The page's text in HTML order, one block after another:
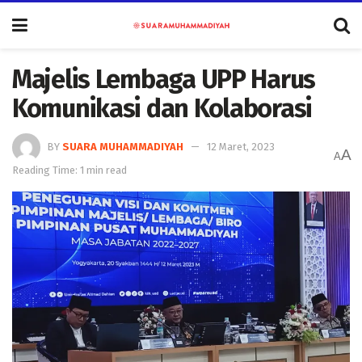
Majelis Lembaga UPP Harus
Komunikasi dan Kolaborasi
BY SUARA MUHAMMADIYAH
12 Maret, 2023
Reading Time: 1 min read
AA